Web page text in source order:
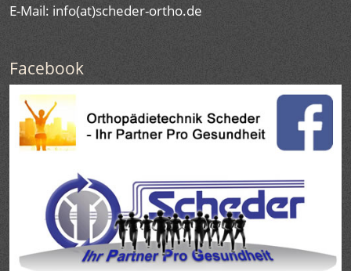
E-Mail: info(at)scheder-ortho.de
Facebook